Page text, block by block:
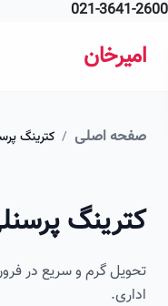
021-
اصلی / کترینگ پرسنلی در
پرسنلی
گرم و سریع در فرون
تصویر این صفحه به زودی